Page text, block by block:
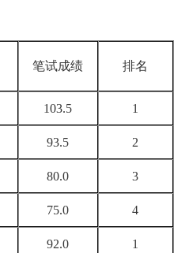
笔试成绩 排名
103.5 1
93.5 2
80.0 3
75.0 4
92.0 1